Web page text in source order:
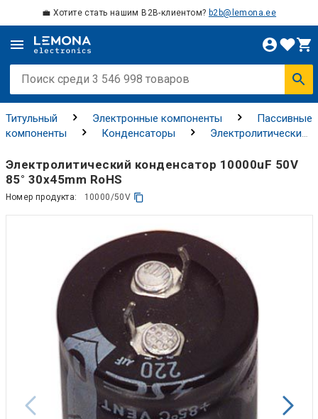
💼 Хотите стать нашим B2B-клиентом? b2b@lemona.ee
Титульный Электронные компоненты
Пассивные
компоненты
Конденсаторы
Электролитические
Электролитический конденсатор 10000uF 50V
85° 30x45mm RoHS
Номер продукта: 10000/50V